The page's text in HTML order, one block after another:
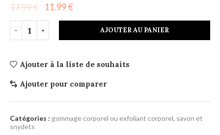
17.99€ 11.99€
AJOUTER AU PANIER
Ajouter à la liste de souhaits
Ajouter pour comparer
Catégories : gommage corporel ou exfoliant corporel, savon et
snydets